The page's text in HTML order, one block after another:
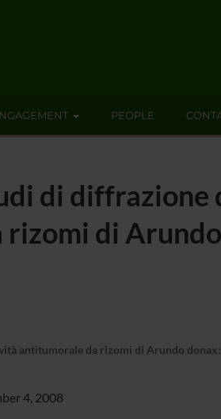
PEOPLE
di diffrazione
di
antitumorale da rizomi di Arundo
4, 2008